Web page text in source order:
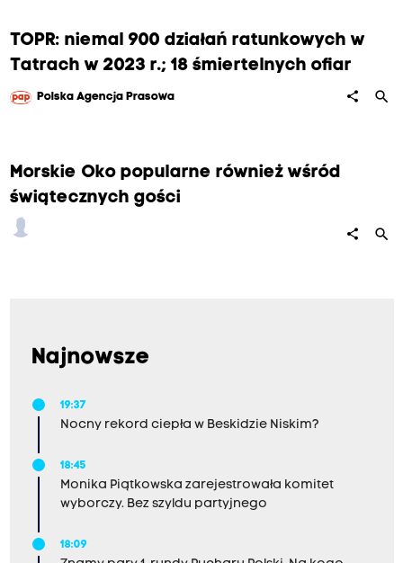
TOPR: niemal 900 działań ratunkowych w
Tatrach w 2023 r.; 18 śmiertelnych ofiar
Polska Agencja Prasowa share search
Morskie Oko popularne również wśród
świątecznych gości
share search
Najnowsze
19:37
Nocny rekord ciepła w Beskidzie Niskim?
18:45
Monika Piątkowska zarejestrowała komitet
wyborczy. Bez szyldu partyjnego
18:09